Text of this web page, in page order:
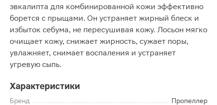
эвкалипта для комбинированной кожи эффективно
борется с прыщами. Он устраняет жирный блеск и
избыток себума, не пересушивая кожу. Лосьон мягко
очищает кожу, снижает жирность, сужает поры,
увлажняет, снимает воспаления и устраняет
угревую сыпь.
Характеристики
Бренд
Пропеллер